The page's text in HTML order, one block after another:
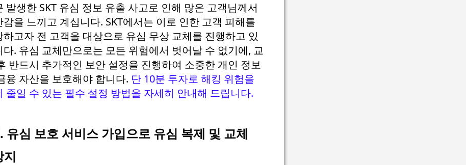
발생한 SKT 유심 정보 유출 사고로 인해 많은 고객님께서
감을 느끼고 계십니다. SKT에서는 이로 인한 고객 피해를
하고자 전 고객을 대상으로 유심 무상 교체를 진행하고 있
다. 유심 교체만으로는 모든 위험에서 벗어날 수 없기에, 교
반드시 추가적인 보안 설정을 진행하여 소중한 개인 정보
융 자산을 보호해야 합니다. 단 10분 투자로 해킹 위험을
줄일 수 있는 필수 설정 방법을 자세히 안내해 드립니다.
유심 보호 서비스 가입으로 유심 복제 및 교체
지